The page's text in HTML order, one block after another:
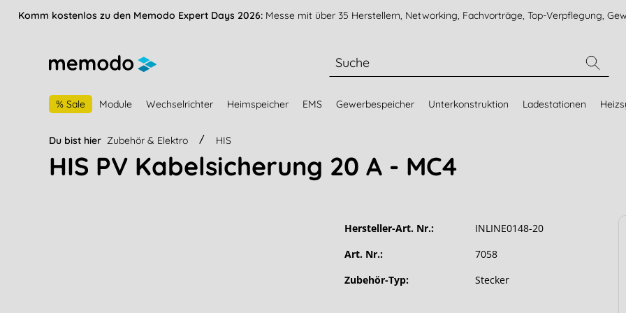
springen Zur Navigation der B2B-Plattform springen
Komm kostenlos zu den Memodo Expert Days 2026: Messe mit über 35 Herstellern, Networking, Fachvorträge, Top-Verpflegung,
% Sale Module Wechselrichter Heimspeicher EMS Gewerbespeicher Unterkonstruktion Ladestationen
Du bist hier Zubehör & Elektro HIS
HIS PV Kabelsicherung 20 A - MC4
Hersteller-Art. Nr.:
INLINE0148-20
Art. Nr.:
7058
Zubehör-Typ:
Stecker